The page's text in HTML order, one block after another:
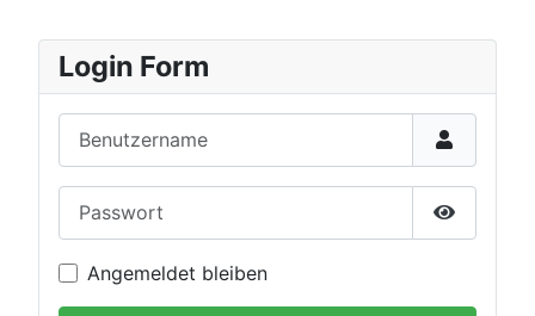
Login Form
Passwort
Angemeldet bleiben